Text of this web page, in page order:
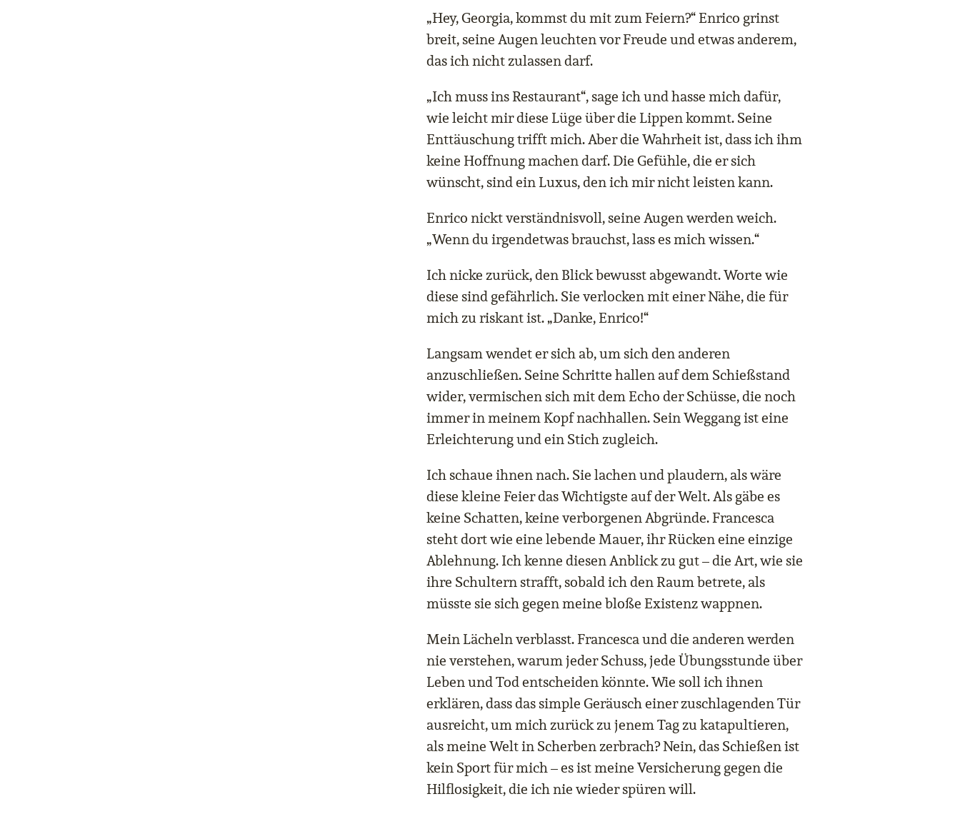
„Hey, Georgia, kommst du mit zum Feiern?“ Enrico grinst
breit, seine Augen leuchten vor Freude und etwas anderem,
das ich nicht zulassen darf.
„Ich muss ins Restaurant“, sage ich und hasse mich dafür,
wie leicht mir diese Lüge über die Lippen kommt. Seine
Enttäuschung trifft mich. Aber die Wahrheit ist, dass ich ihm
keine Hoffnung machen darf. Die Gefühle, die er sich
wünscht, sind ein Luxus, den ich mir nicht leisten kann.
Enrico nickt verständnisvoll, seine Augen werden weich.
„Wenn du irgendetwas brauchst, lass es mich wissen.“
Ich nicke zurück, den Blick bewusst abgewandt. Worte wie
diese sind gefährlich. Sie verlocken mit einer Nähe, die für
mich zu riskant ist. „Danke, Enrico!“
Langsam wendet er sich ab, um sich den anderen
anzuschließen. Seine Schritte hallen auf dem Schießstand
wider, vermischen sich mit dem Echo der Schüsse, die noch
immer in meinem Kopf nachhallen. Sein Weggang ist eine
Erleichterung und ein Stich zugleich.
Ich schaue ihnen nach. Sie lachen und plaudern, als wäre
diese kleine Feier das Wichtigste auf der Welt. Als gäbe es
keine Schatten, keine verborgenen Abgründe. Francesca
steht dort wie eine lebende Mauer, ihr Rücken eine einzige
Ablehnung. Ich kenne diesen Anblick zu gut – die Art, wie sie
ihre Schultern strafft, sobald ich den Raum betrete, als
müsste sie sich gegen meine bloße Existenz wappnen.
Mein Lächeln verblasst. Francesca und die anderen werden
nie verstehen, warum jeder Schuss, jede Übungsstunde über
Leben und Tod entscheiden könnte. Wie soll ich ihnen
erklären, dass das simple Geräusch einer zuschlagenden Tür
ausreicht, um mich zurück zu jenem Tag zu katapultieren,
als meine Welt in Scherben zerbrach? Nein, das Schießen ist
kein Sport für mich – es ist meine Versicherung gegen die
Hilflosigkeit, die ich nie wieder spüren will.